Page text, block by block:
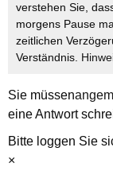
verstehen Sie,
morgens Pause
zeitlichen
Verständnis.
Sie müssen
eine Antwort
Bitte loggen Sie
×